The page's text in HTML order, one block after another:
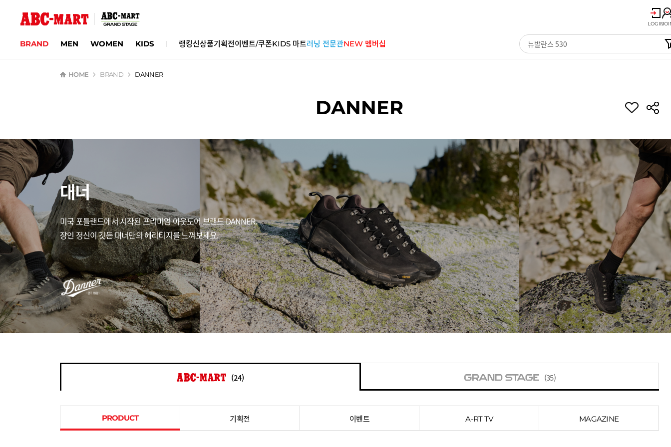
LOGIN
BRAND MEN WOMEN KIDS 랭킹신상품기획전이벤트/쿠폰KIDS 마트러닝 전문관NEW 멤버십
HOME BRAND DANNER
DANNER
대너
미국 포틀랜드에서 시작된 프리미엄 아웃도어 브랜드 DANNER.
장인 정신이 깃든 대너만의 헤리티지를 느껴보세요.
(24) (35)
PRODUCT 기획전 이벤트 A-RT TV MAGAZINE